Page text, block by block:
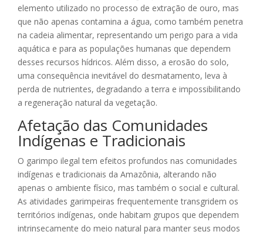
elemento utilizado no processo de extração de ouro, mas
que não apenas contamina a água, como também penetra
na cadeia alimentar, representando um perigo para a vida
aquática e para as populações humanas que dependem
desses recursos hídricos. Além disso, a erosão do solo,
uma consequência inevitável do desmatamento, leva à
perda de nutrientes, degradando a terra e impossibilitando
a regeneração natural da vegetação.
Afetação das Comunidades
Indígenas e Tradicionais
O garimpo ilegal tem efeitos profundos nas comunidades
indígenas e tradicionais da Amazônia, alterando não
apenas o ambiente físico, mas também o social e cultural.
As atividades garimpeiras frequentemente transgridem os
territórios indígenas, onde habitam grupos que dependem
intrinsecamente do meio natural para manter seus modos